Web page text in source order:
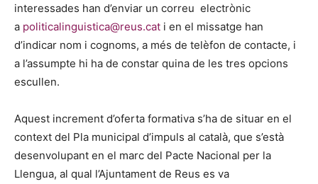
interessades han d’enviar un correu electrònic
a politicalinguistica@reus.cat i en el missatge han
d’indicar nom i cognoms, a més de telèfon de contacte, i
a l’assumpte hi ha de constar quina de les tres opcions
escullen.
Aquest increment d’oferta formativa s’ha de situar en el
context del Pla municipal d’impuls al català, que s’està
desenvolupant en el marc del Pacte Nacional per la
Llengua, al qual l’Ajuntament de Reus es va